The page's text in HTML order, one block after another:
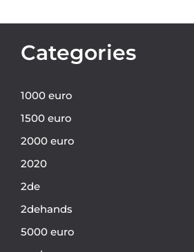
Categories
1000 euro
1500 euro
2000 euro
2020
2de
2dehands
5000 euro